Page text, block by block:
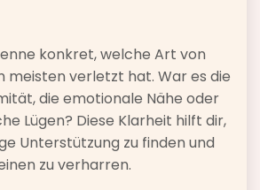
konkret, welche Art von
meisten verletzt hat. War es die
die emotionale Nähe oder
Lügen? Diese Klarheit hilft dir,
Unterstützung zu finden und
zu verharren.